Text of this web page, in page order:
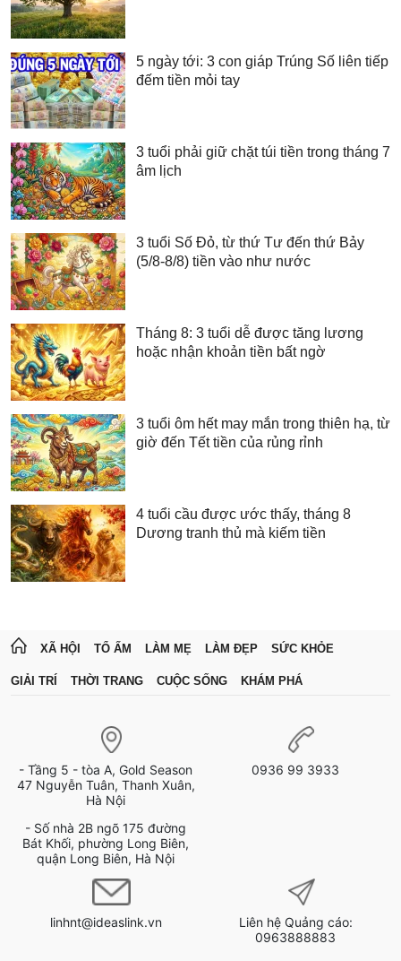
5 ngày tới: 3 con giáp Trúng Số liên tiếp
đếm tiền mỏi tay
3 tuổi phải giữ chặt túi tiền trong tháng 7
âm lịch
3 tuổi Số Đỏ, từ thứ Tư đến thứ Bảy
(5/8-8/8) tiền vào như nước
Tháng 8: 3 tuổi dễ được tăng lương
hoặc nhận khoản tiền bất ngờ
3 tuổi ôm hết may mắn trong thiên hạ, từ
giờ đến Tết tiền của rủng rỉnh
4 tuổi cầu được ước thấy, tháng 8
Dương tranh thủ mà kiếm tiền
XÃ HỘI TỔ ẤM LÀM MẸ LÀM ĐẸP SỨC KHỎE
GIẢI TRÍ THỜI TRANG CUỘC SỐNG KHÁM PHÁ
- Tầng 5 - tòa A, Gold Season
47 Nguyễn Tuân, Thanh Xuân,
Hà Nội
- Số nhà 2B ngõ 175 đường
Bát Khối, phường Long Biên,
quận Long Biên, Hà Nội
0936 99 3933
linhnt@ideaslink.vn
Liên hệ Quảng cáo:
0963888883